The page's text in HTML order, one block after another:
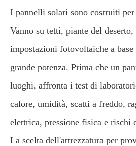
I pannelli solari sono costruiti
Vanno su tetti, piante del
impostazioni fotovoltaiche a
grande potenza. Prima che un
luoghi, affronta i test di
calore, umidità, scatti a freddo,
elettrica, pressione fisica e rischi
La scelta dell'attrezzatura per